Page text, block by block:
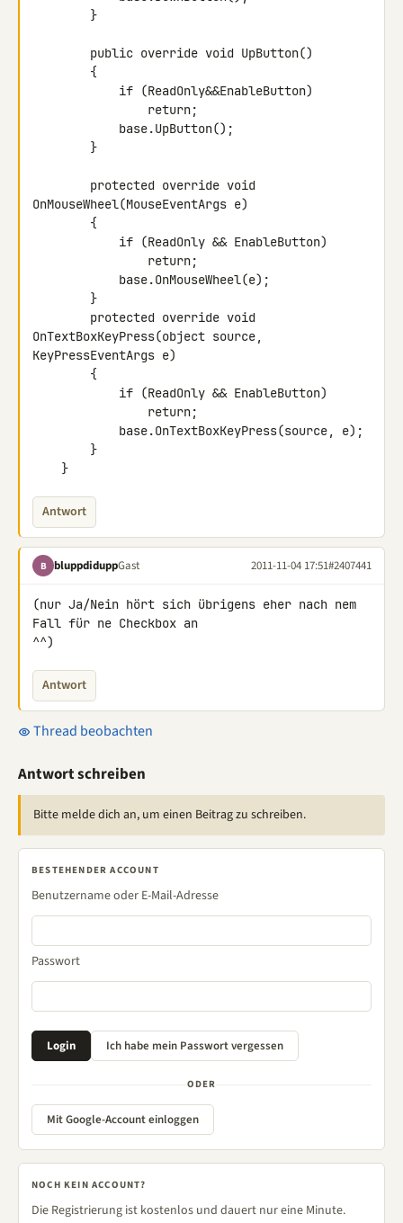
OnMouseWheel(MouseEventArgs e)
OnTextBoxKeyPress(object source,
KeyPressEventArgs e)
    }
Antwort
B bluppdiduppGast 2011-11-04 17:51#2407441
(nur Ja/Nein hört sich übrigens eher nach nem
Fall für ne Checkbox an
^^)
Antwort
Thread beobachten
Antwort schreiben
Bitte melde dich an, um einen Beitrag zu schreiben.
BESTEHENDER ACCOUNT
Benutzername oder E-Mail-Adresse
Passwort
ODER
Mit Google-Account einloggen
NOCH KEIN ACCOUNT?
Die Registrierung ist kostenlos und dauert nur eine Minute.